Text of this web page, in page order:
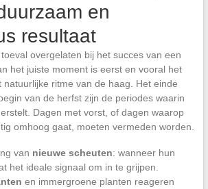
en
resultaat
overgelaten bij het succes van een
het juiste moment is eerst en vooral het
natuurlijke ritme van de haag. Het einde
van de herfst zijn de periodes waarin
Dagen met vorst, of dagen waarop
omhoog gaat, moeten vermeden worden.
van nieuwe scheuten: wanneer hun
het ideale signaal om in te grijpen.
en immergroene planten reageren